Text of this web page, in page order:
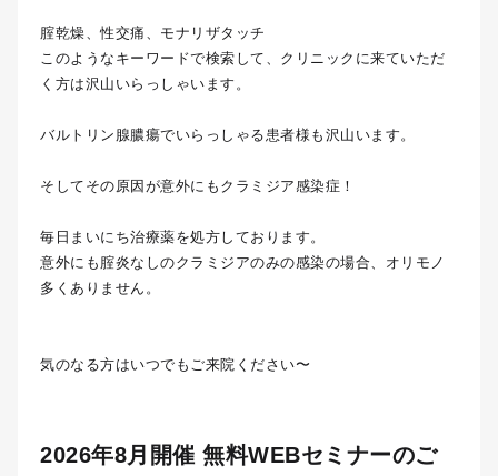
腟乾燥、性交痛、モナリザタッチ
このようなキーワードで検索して、クリニックに来ていただ
く方は沢山いらっしゃいます。
バルトリン腺膿瘍でいらっしゃる患者様も沢山います。
そしてその原因が意外にもクラミジア感染症！
毎日まいにち治療薬を処方しております。
意外にも腟炎なしのクラミジアのみの感染の場合、オリモノ
多くありません。
気のなる方はいつでもご来院ください〜
2026年8月開催 無料WEBセミナーのご